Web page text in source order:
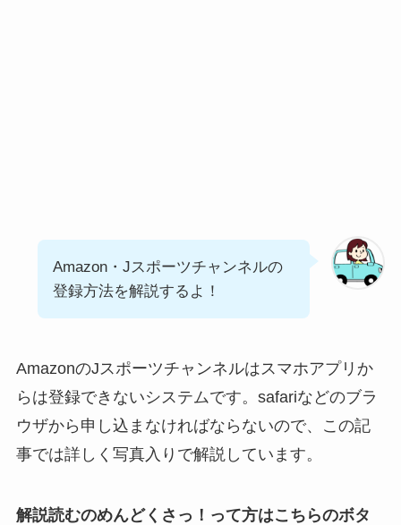
Amazon・Jスポーツチャンネルの
登録方法を解説するよ！
AmazonのJスポーツチャンネルはスマホアプリか
らは登録できないシステムです。safariなどのブラ
ウザから申し込まなければならないので、この記
事では詳しく写真入りで解説しています。
解説読むのめんどくさっ！って方はこちらのボタ